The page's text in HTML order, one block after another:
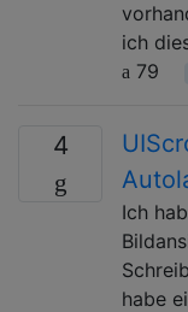
ich
79
4
Ich
habe